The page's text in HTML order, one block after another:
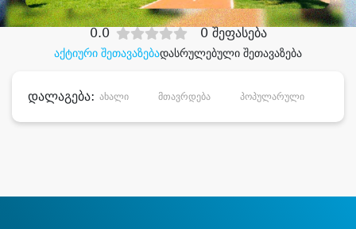
აქტიური შეთავაზებადასრულებული შეთავაზება
0.0 0 შეფასება
დალაგება: ახალი მთავრდება პოპულარული